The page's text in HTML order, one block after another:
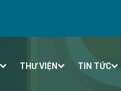
THƯ VIỆN TIN TỨC